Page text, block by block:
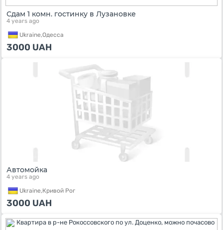
Сдам 1 комн. гостинку в Лузановке
4 years ago
Ukraine,Одесса
3000 UAH
Автомойка
4 years ago
Ukraine,Кривой Рог
3000 UAH